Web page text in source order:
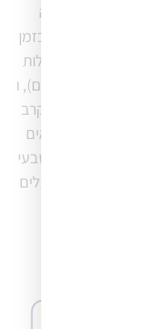
נתון הגבוה בהרבה
מאחוז משרתי המילואים באוכלוסייה הכללית (2-3%). בזמן
בקרב משרתי מילואים ציינו התנהלות
שגרתית, או כ 75% תפוקה (מול 44% בקרב לא משרתים), ו
68% עבדו ב-50% או פחות, או כמעט לא (מול 56% בקרב
שלמשרתי המילואים
המלחמה, באופן טבעי
הוודאות שבו פועלים
ממימוש עצמי
מתבקש.